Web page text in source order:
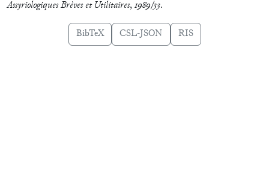
Assyriologiques Brèves et Utilitaires,1989/33.
BibTeX CSL-JSON RIS